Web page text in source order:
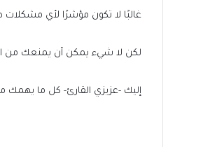
غالبًا لا تكون مؤشرًا لأي مشكلات
لكن لا شيء يمكن أن يمنعك من
إليك -عزيزي القارئ- كل ما يهمك